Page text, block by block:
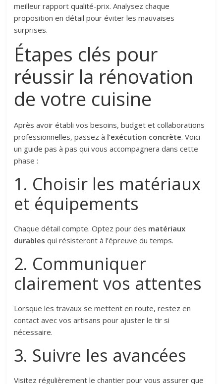
meilleur rapport qualité-prix. Analysez chaque
proposition en détail pour éviter les mauvaises
surprises.
Étapes clés pour
réussir la rénovation
de votre cuisine
Après avoir établi vos besoins, budget et collaborations
professionnelles, passez à l’exécution concrète. Voici
un guide pas à pas qui vous accompagnera dans cette
phase :
1. Choisir les matériaux
et équipements
Chaque détail compte. Optez pour des matériaux
durables qui résisteront à l’épreuve du temps.
2. Communiquer
clairement vos attentes
Lorsque les travaux se mettent en route, restez en
contact avec vos artisans pour ajuster le tir si
nécessaire.
3. Suivre les avancées
Visitez régulièrement le chantier pour vous assurer que